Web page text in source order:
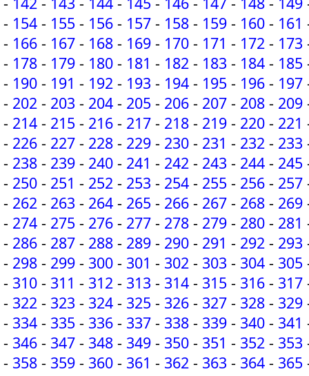
- 154 - 155 - 156 - 157 - 158 - 159 - 160 - 161
- 166 - 167 - 168 - 169 - 170 - 171 - 172 - 173
- 178 - 179 - 180 - 181 - 182 - 183 - 184 - 185
- 190 - 191 - 192 - 193 - 194 - 195 - 196 - 197
- 202 - 203 - 204 - 205 - 206 - 207 - 208 - 209
- 214 - 215 - 216 - 217 - 218 - 219 - 220 - 221
- 226 - 227 - 228 - 229 - 230 - 231 - 232 - 233
- 238 - 239 - 240 - 241 - 242 - 243 - 244 - 245
- 250 - 251 - 252 - 253 - 254 - 255 - 256 - 257
- 262 - 263 - 264 - 265 - 266 - 267 - 268 - 269
- 274 - 275 - 276 - 277 - 278 - 279 - 280 - 281
- 286 - 287 - 288 - 289 - 290 - 291 - 292 - 293
- 298 - 299 - 300 - 301 - 302 - 303 - 304 - 305
- 310 - 311 - 312 - 313 - 314 - 315 - 316 - 317
- 322 - 323 - 324 - 325 - 326 - 327 - 328 - 329
- 334 - 335 - 336 - 337 - 338 - 339 - 340 - 341
- 346 - 347 - 348 - 349 - 350 - 351 - 352 - 353
- 358 - 359 - 360 - 361 - 362 - 363 - 364 - 365